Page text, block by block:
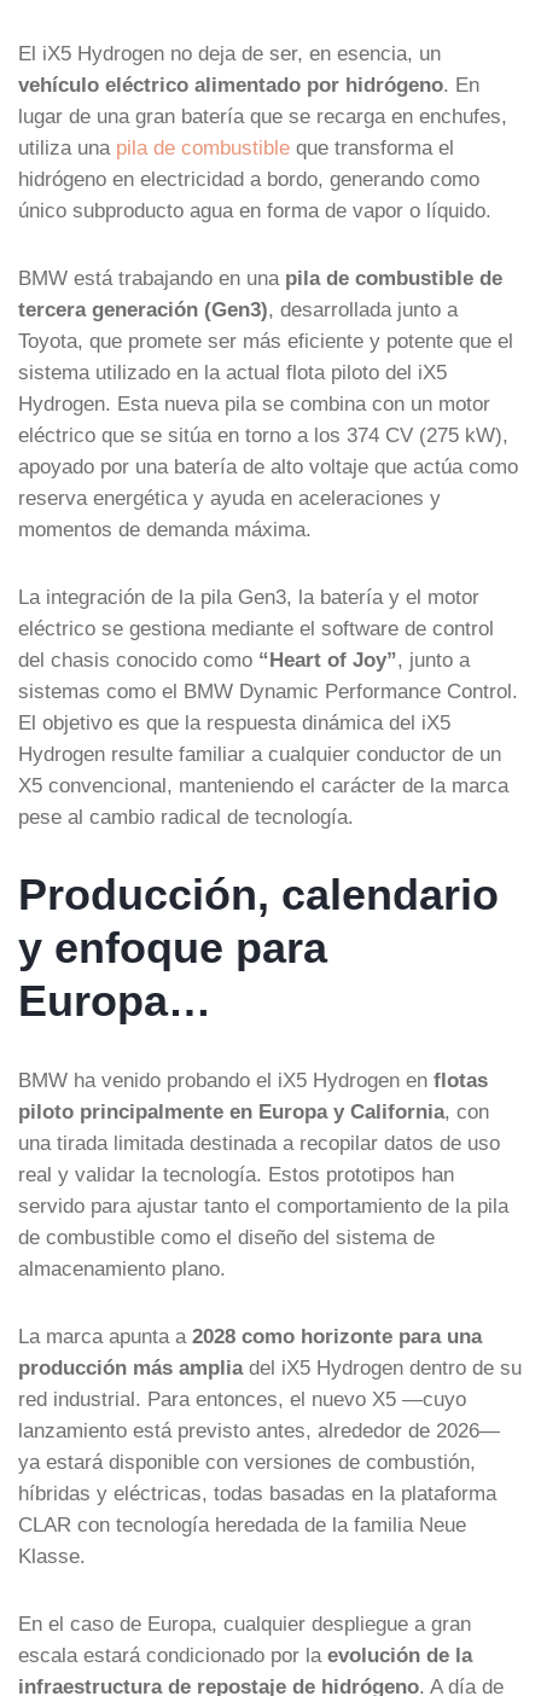
El iX5 Hydrogen no deja de ser, en esencia, un
vehículo eléctrico alimentado por hidrógeno. En
lugar de una gran batería que se recarga en enchufes,
utiliza una pila de combustible que transforma el
hidrógeno en electricidad a bordo, generando como
único subproducto agua en forma de vapor o líquido.
BMW está trabajando en una pila de combustible de
tercera generación (Gen3), desarrollada junto a
Toyota, que promete ser más eficiente y potente que el
sistema utilizado en la actual flota piloto del iX5
Hydrogen. Esta nueva pila se combina con un motor
eléctrico que se sitúa en torno a los 374 CV (275 kW),
apoyado por una batería de alto voltaje que actúa como
reserva energética y ayuda en aceleraciones y
momentos de demanda máxima.
La integración de la pila Gen3, la batería y el motor
eléctrico se gestiona mediante el software de control
del chasis conocido como “Heart of Joy”, junto a
sistemas como el BMW Dynamic Performance Control.
El objetivo es que la respuesta dinámica del iX5
Hydrogen resulte familiar a cualquier conductor de un
X5 convencional, manteniendo el carácter de la marca
pese al cambio radical de tecnología.
Producción, calendario
y enfoque para
Europa…
BMW ha venido probando el iX5 Hydrogen en flotas
piloto principalmente en Europa y California, con
una tirada limitada destinada a recopilar datos de uso
real y validar la tecnología. Estos prototipos han
servido para ajustar tanto el comportamiento de la pila
de combustible como el diseño del sistema de
almacenamiento plano.
La marca apunta a 2028 como horizonte para una
producción más ampliadel iX5 Hydrogen dentro de su
red industrial. Para entonces, el nuevo X5 —cuyo
lanzamiento está previsto antes, alrededor de 2026—
ya estará disponible con versiones de combustión,
híbridas y eléctricas, todas basadas en la plataforma
CLAR con tecnología heredada de la familia Neue
Klasse.
En el caso de Europa, cualquier despliegue a gran
escala estará condicionado por la evolución de la
infraestructura de repostaje de hidrógeno. A día de